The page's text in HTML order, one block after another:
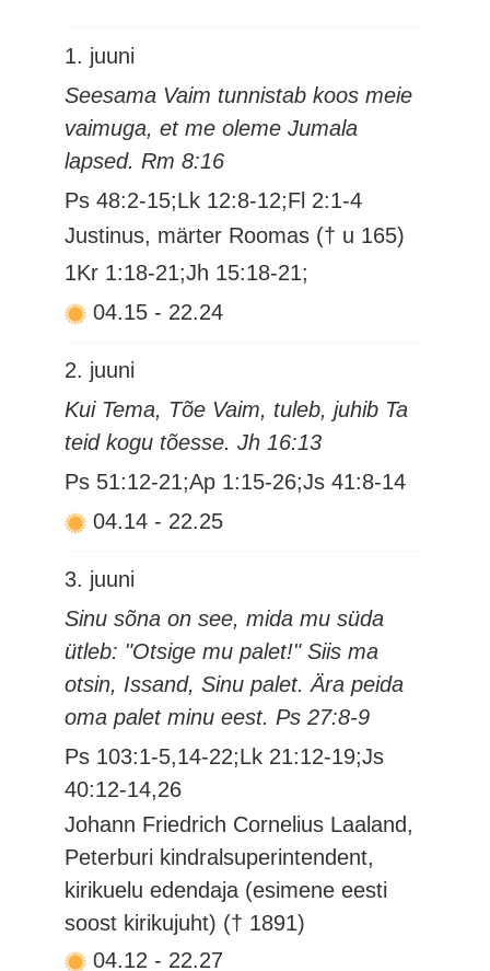
1. juuni
Seesama Vaim tunnistab koos meie
vaimuga, et me oleme Jumala
lapsed. Rm 8:16
Ps 48:2-15;Lk 12:8-12;Fl 2:1-4
Justinus, märter Roomas († u 165)
1Kr 1:18-21;Jh 15:18-21;
04.15 - 22.24
2. juuni
Kui Tema, Tõe Vaim, tuleb, juhib Ta
teid kogu tõesse. Jh 16:13
Ps 51:12-21;Ap 1:15-26;Js 41:8-14
04.14 - 22.25
3. juuni
Sinu sõna on see, mida mu süda
ütleb: "Otsige mu palet!" Siis ma
otsin, Issand, Sinu palet. Ära peida
oma palet minu eest. Ps 27:8-9
Ps 103:1-5,14-22;Lk 21:12-19;Js
40:12-14,26
Johann Friedrich Cornelius Laaland,
Peterburi kindralsuperintendent,
kirikuelu edendaja (esimene eesti
soost kirikujuht) († 1891)
04.12 - 22.27